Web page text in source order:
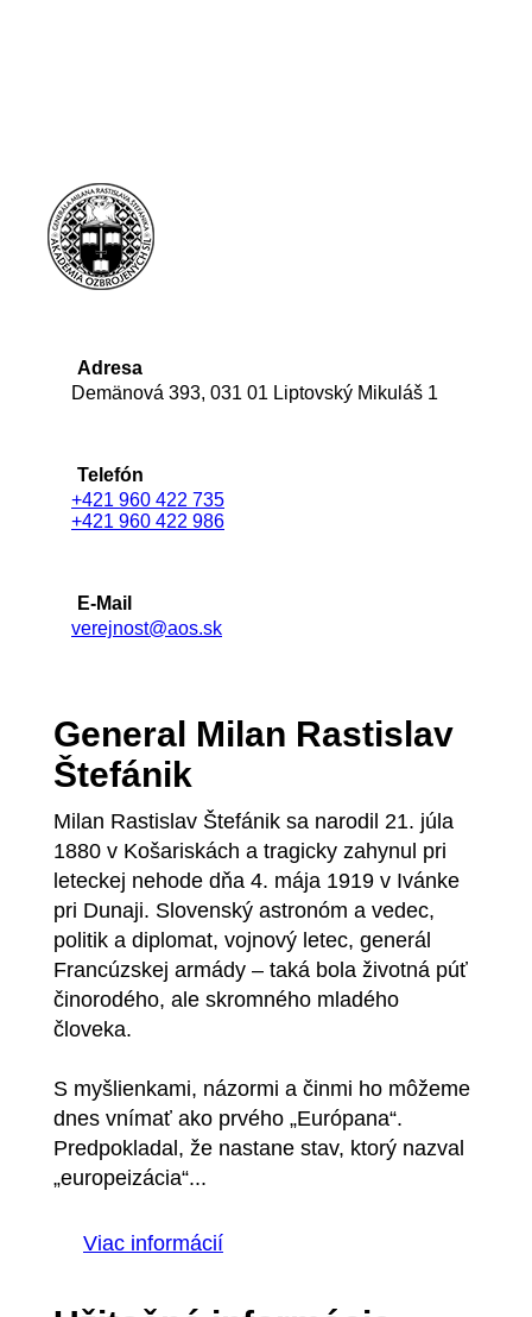
Adresa
Demänová 393, 031 01 Liptovský Mikuláš 1
Telefón
+421 960 422 735
+421 960 422 986
E-Mail
verejnost@aos.sk
General Milan Rastislav
Štefánik
Milan Rastislav Štefánik sa narodil 21. júla
1880 v Košariskách a tragicky zahynul pri
leteckej nehode dňa 4. mája 1919 v Ivánke
pri Dunaji. Slovenský astronóm a vedec,
politik a diplomat, vojnový letec, generál
Francúzskej armády – taká bola životná púť
činorodého, ale skromného mladého
človeka.
S myšlienkami, názormi a činmi ho môžeme
dnes vnímať ako prvého „Európana“.
Predpokladal, že nastane stav, ktorý nazval
„europeizácia“...
Viac informácií